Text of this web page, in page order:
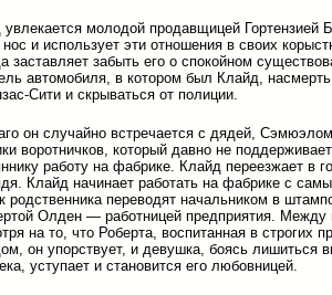
увлекается молодой продавщицей Гортензией
нос и использует эти отношения в своих
заставляет забыть его о спокойном
автомобиля, в котором был Клайд,
Сити и скрываться от полиции.
он случайно встречается с дядей,
воротничков, который давно не
работу на фабрике. Клайд переезжает в
Клайд начинает работать на фабрике с
родственника переводят начальником в
Олден — работницей предприятия.
на то, что Роберта, воспитанная в строгих
он упорствует, и девушка, боясь лишиться
уступает и становится его любовницей.